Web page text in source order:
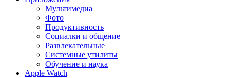
Мультимедиа
Фото
Продуктивность
Социалки и общение
Развлекательные
Системные утилиты
Обучение и наука
Apple Watch